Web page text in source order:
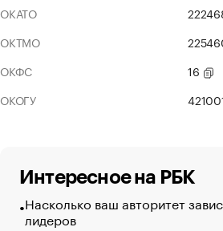
ОКАТО
ОКТМО
ОКФС
16
ОКОГУ
Интересное на РБК
Насколько ваш авторитет
лидеров